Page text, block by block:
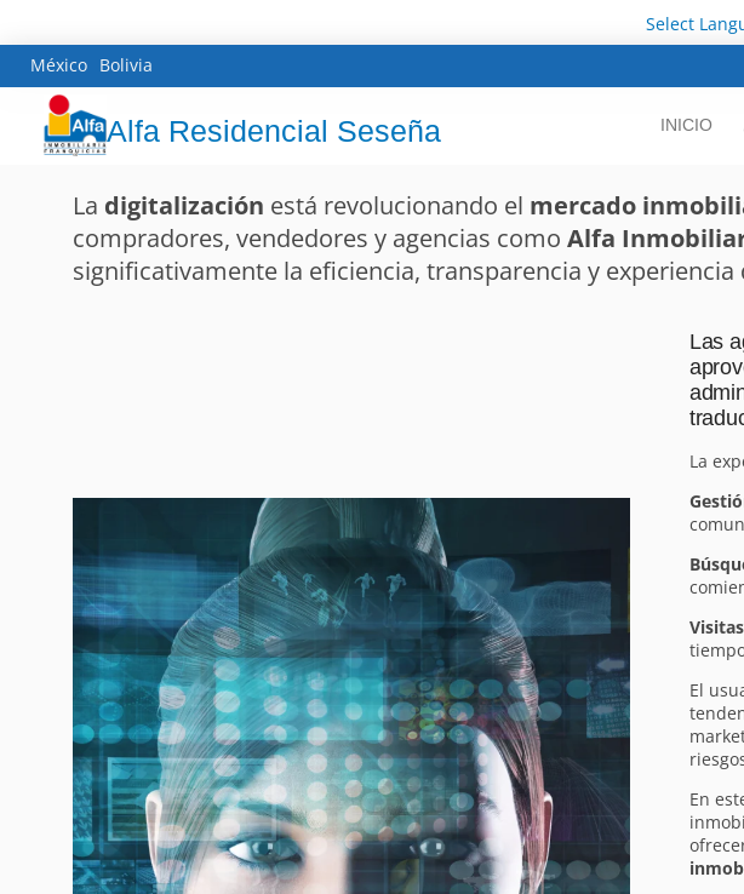
Select
México Bolivia
Alfa Residencial Seseña INICIO
La digitalización está revolucionando el mercado
compradores, vendedores y agencias como Alfa
significativamente la eficiencia, transparencia y experiencia
Las
La
El
En